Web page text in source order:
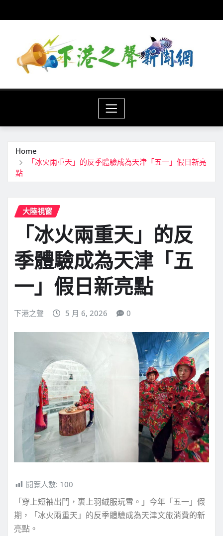
to
Home
「冰火兩重天」的反季體驗成為天津「五一」假日新亮
點
大陸視窗
「冰火兩重天」的反
季體驗成為天津「五
一」假日新亮點
下港之聲 5 月 6, 2026 0
閱覽人數: 100
「穿上短袖出門，裹上羽絨服玩雪。」今年「五一」假
期，「冰火兩重天」的反季體驗成為天津文旅消費的新
亮點。